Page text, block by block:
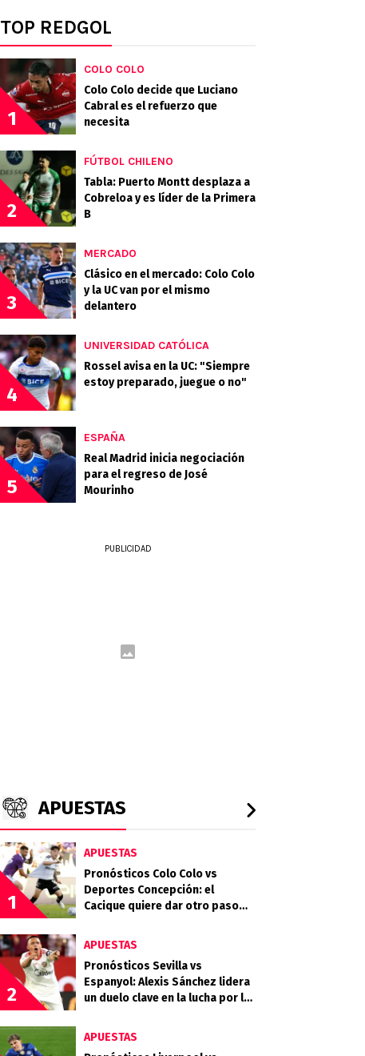
TOP REDGOL
1
COLO COLO
Colo Colo decide que Luciano
Cabral es el refuerzo que
necesita
2
FÚTBOL CHILENO
Tabla: Puerto Montt desplaza a
Cobreloa y es líder de la Primera
B
3
MERCADO
Clásico en el mercado: Colo Colo
y la UC van por el mismo
delantero
4
UNIVERSIDAD CATÓLICA
Rossel avisa en la UC: "Siempre
estoy preparado, juegue o no"
5
ESPAÑA
Real Madrid inicia negociación
para el regreso de José
Mourinho
PUBLICIDAD
APUESTAS
1
APUESTAS
Pronósticos Colo Colo vs
Deportes Concepción: el
Cacique quiere dar otro paso
2
APUESTAS
Pronósticos Sevilla vs
Espanyol: Alexis Sánchez lidera
un duelo clave en la lucha por la
APUESTAS